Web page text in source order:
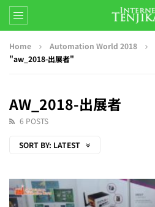
Home Automation World 2018
"aw_2018-出展者"
AW_2018-出展者
6 POSTS
SORT BY: LATEST